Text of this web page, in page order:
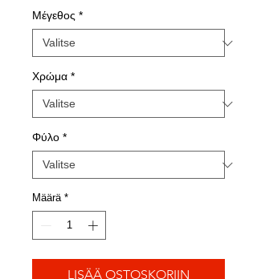
Μέγεθος *
Χρώμα *
Φύλο *
Määrä *
LISÄÄ OSTOSKORIIN